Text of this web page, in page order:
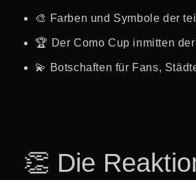
🎨 Farben und Symbole der
🏆 Der Como Cup inmitten
💫 Botschaften für Fans,
👏 Die